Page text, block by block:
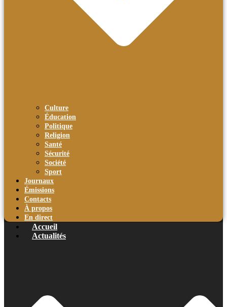
Culture
Éducation
Politique
Religion
Santé
Sécurité
Société
Sport
Journaux
Émissions
Contacts
À propos
En direct
Accueil
Actualités